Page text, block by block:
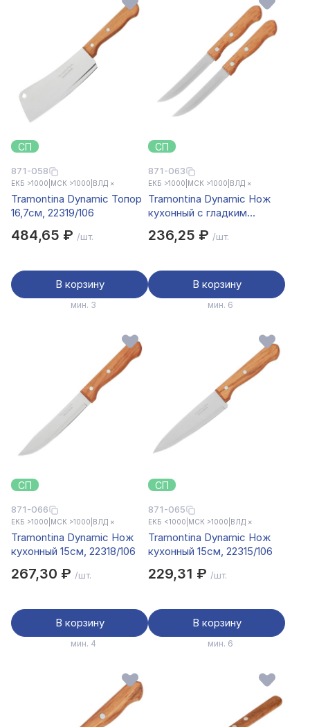
СП
871-058
ЕКБ >1000 МСК >1000 ВЛД ×
Tramontina Dynamic Топор
16,7см, 22319/106
484,65 ₽ /шт.
В корзину
мин. 3
СП
871-063
ЕКБ >1000 МСК >1000 ВЛД ×
Tramontina Dynamic Нож
кухонный с гладким
на блистере, 22320/204
236,25 ₽ /шт.
В корзину
мин. 6
СП
871-066
ЕКБ >1000 МСК >1000 ВЛД ×
Tramontina Dynamic Нож
кухонный 15см, 22318/106
267,30 ₽ /шт.
В корзину
мин. 4
СП
871-065
ЕКБ <1000 МСК >1000 ВЛД ×
Tramontina Dynamic Нож
кухонный 15см, 22315/106
229,31 ₽ /шт.
В корзину
мин. 6